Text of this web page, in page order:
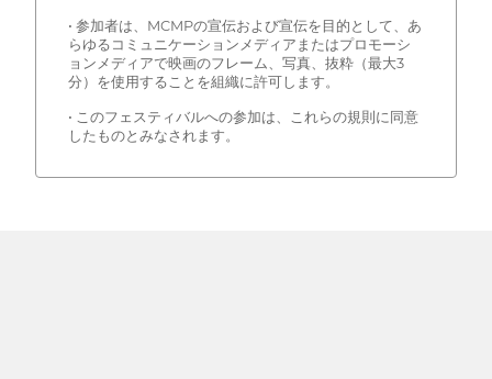
• 参加者は、MCMPの宣伝および宣伝を目的として、あ
らゆるコミュニケーションメディアまたはプロモーシ
ョンメディアで映画のフレーム、写真、抜粋（最大3
分）を使用することを組織に許可します。
• このフェスティバルへの参加は、これらの規則に同意
したものとみなされます。